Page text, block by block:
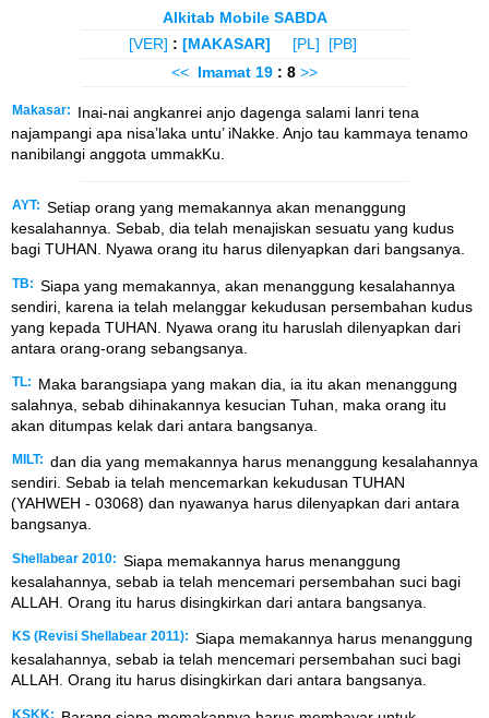
Alkitab Mobile SABDA
[VER] : [MAKASAR] [PL]
[PB]
<< Imamat 19 : 8 >>
Makasar:
Inai-nai angkanrei anjo dagenga salami lanri tena
najampangi apa nisa’laka untu’ iNakke. Anjo tau kammaya tenamo
nanibilangi anggota ummakKu.
AYT: Setiap orang yang memakannya akan menanggung
kesalahannya. Sebab, dia telah menajiskan sesuatu yang kudus
bagi TUHAN. Nyawa orang itu harus dilenyapkan dari bangsanya.
TB: Siapa yang memakannya, akan menanggung kesalahannya
sendiri, karena ia telah melanggar kekudusan persembahan kudus
yang kepada TUHAN. Nyawa orang itu haruslah dilenyapkan dari
antara orang-orang sebangsanya.
TL:
Maka barangsiapa yang makan dia, ia itu akan menanggung
salahnya, sebab dihinakannya kesucian Tuhan, maka orang itu
akan ditumpas kelak dari antara bangsanya.
MILT: dan dia yang memakannya harus menanggung kesalahannya
sendiri. Sebab ia telah mencemarkan kekudusan TUHAN
(YAHWEH - 03068) dan nyawanya harus dilenyapkan dari antara
bangsanya.
Shellabear 2010: Siapa memakannya harus menanggung
kesalahannya, sebab ia telah mencemari persembahan suci bagi
ALLAH. Orang itu harus disingkirkan dari antara bangsanya.
KS (Revisi Shellabear 2011): Siapa memakannya harus menanggung
kesalahannya, sebab ia telah mencemari persembahan suci bagi
ALLAH. Orang itu harus disingkirkan dari antara bangsanya.
KSKK: